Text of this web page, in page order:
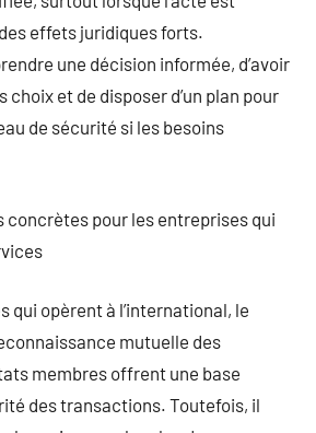
effets juridiques forts.
une décision informée, d’avoir
choix et de disposer d’un plan pour
de sécurité si les besoins
concrètes pour les entreprises qui
qui opèrent à l’international, le
mutuelle des
membres offrent une base
des transactions. Toutefois, il